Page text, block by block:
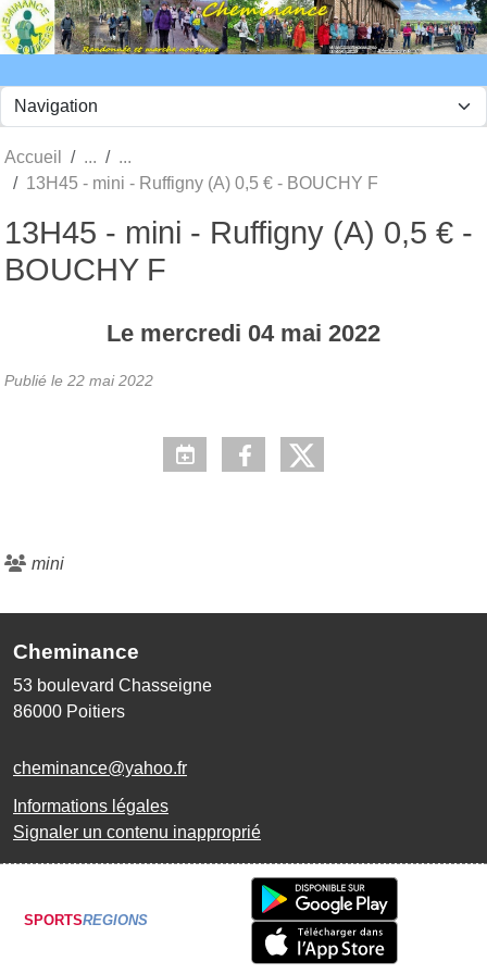
Accueil
13H45 - mini - Ruffigny (A) 0,5 € - BOUCHY F
13H45 - mini - Ruffigny (A) 0,5 € -
BOUCHY F
Le mercredi 04 mai 2022
Publié le 22 mai 2022
mini
Cheminance
53 boulevard Chasseigne
86000 Poitiers
cheminance@yahoo.fr
Informations légales
Signaler un contenu inapproprié
SPORTSREGIONS
Panneau de gestion des cookies